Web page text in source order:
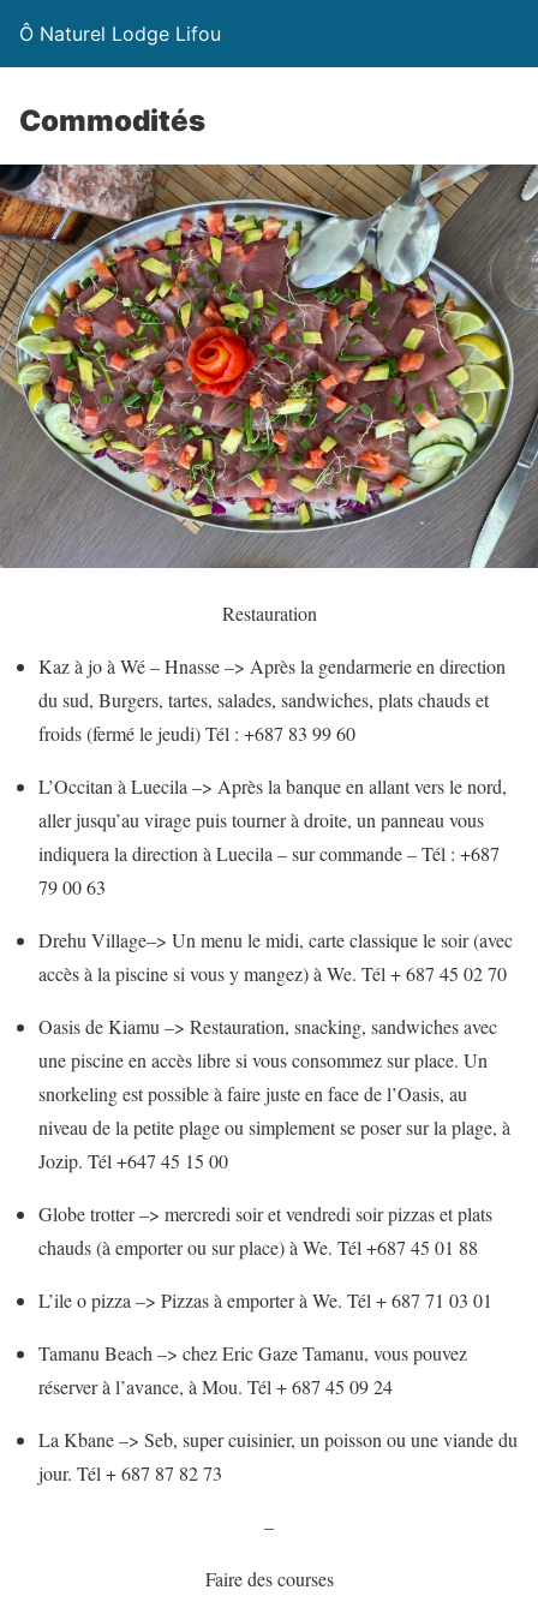
Ô Naturel Lodge Lifou
Commodités
Restauration
Kaz à jo à Wé – Hnasse –> Après la gendarmerie en direction
du sud, Burgers, tartes, salades, sandwiches, plats chauds et
froids (fermé le jeudi) Tél : +687 83 99 60
L’Occitan à Luecila –> Après la banque en allant vers le nord,
aller jusqu’au virage puis tourner à droite, un panneau vous
indiquera la direction à Luecila – sur commande – Tél : +687
79 00 63
Drehu Village–> Un menu le midi, carte classique le soir (avec
accès à la piscine si vous y mangez) à We. Tél + 687 45 02 70
Oasis de Kiamu –> Restauration, snacking, sandwiches avec
une piscine en accès libre si vous consommez sur place. Un
snorkeling est possible à faire juste en face de l’Oasis, au
niveau de la petite plage ou simplement se poser sur la plage, à
Jozip. Tél +647 45 15 00
Globe trotter –> mercredi soir et vendredi soir pizzas et plats
chauds (à emporter ou sur place) à We. Tél +687 45 01 88
L’ile o pizza –> Pizzas à emporter à We. Tél + 687 71 03 01
Tamanu Beach –> chez Eric Gaze Tamanu, vous pouvez
réserver à l’avance, à Mou. Tél + 687 45 09 24
La Kbane –> Seb, super cuisinier, un poisson ou une viande du
jour. Tél + 687 87 82 73
–
Faire des courses